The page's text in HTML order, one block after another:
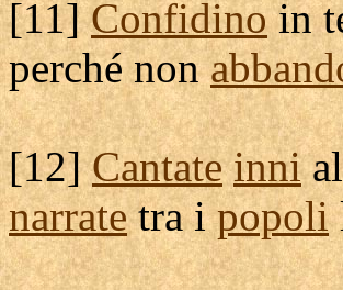
[11]Confidinoin
perché non
[12]Cantate inni
narratetra ipopoli